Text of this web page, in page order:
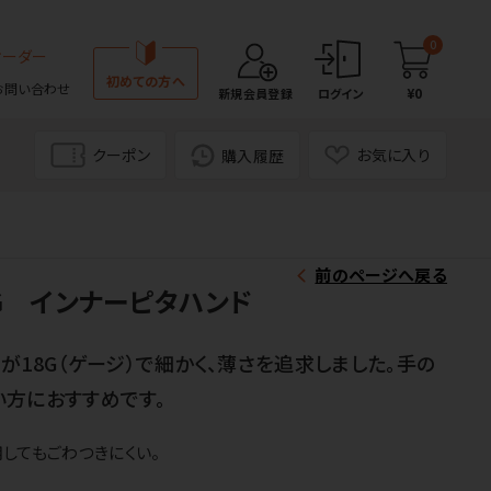
ダー
問い合わせ 初めての方へ
新規会員登録 ログイン
0
¥0
クーポン 購入履歴 お気に入り
前のページへ戻る
ンナーピタハンド
（ゲージ）で細かく、薄さを追求しました。手の
におすすめです。
てもごわつきにくい。